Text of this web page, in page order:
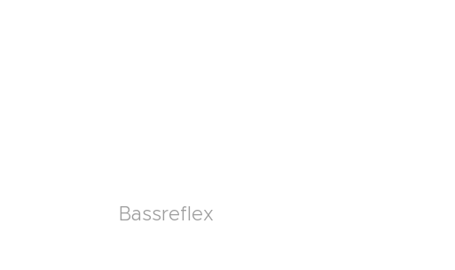
Bassreflex